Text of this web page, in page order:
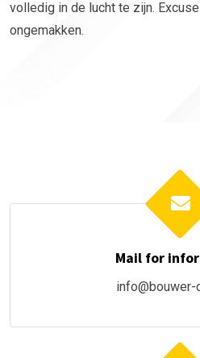
volledig in de lucht te zijn.
ongemakken.
Mail for
info@bouwer-